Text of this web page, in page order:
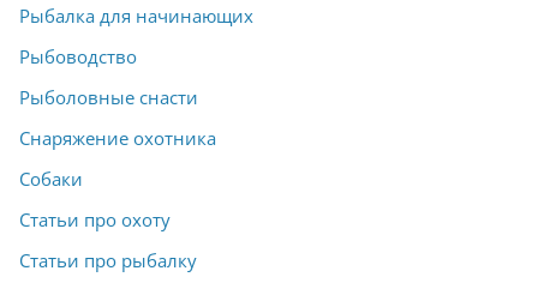
Рыбалка для начинающих
Рыбоводство
Рыболовные снасти
Снаряжение охотника
Собаки
Статьи про охоту
Статьи про рыбалку